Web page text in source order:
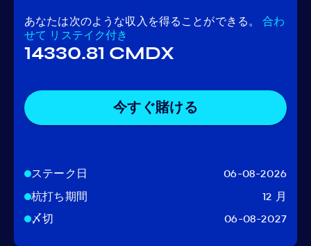
あなたは次のような収入を得ることができる。
合わ
せて リステイク付き
14330.81 CMDX
今すぐ賭ける
ステーク日
06-08-2026
杭打ち期間
12 月
〆切
06-08-2027